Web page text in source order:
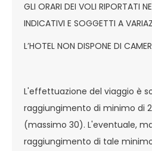
GLI ORARI DEI VOLI RIPORTATI
INDICATIVI E SOGGETTI A
L’HOTEL NON DISPONE DI
L'effettuazione del viaggio è
raggiungimento di minimo di
(massimo 30). L'eventuale,
raggiungimento di tale